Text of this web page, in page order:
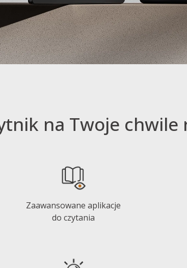
na Twoje chwile
Zaawansowane aplikacje
do czytania